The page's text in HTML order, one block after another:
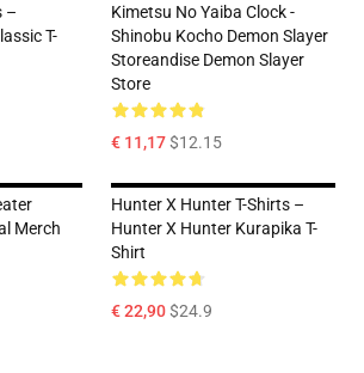
–
T-
Kimetsu No Yaiba Clock -
Shinobu Kocho Demon Slayer
Storeandise Demon Slayer
Store
€ 11,17$12.15
Merch
Hunter X Hunter T-Shirts –
Hunter X Hunter Kurapika T-
Shirt
€ 22,90$24.9